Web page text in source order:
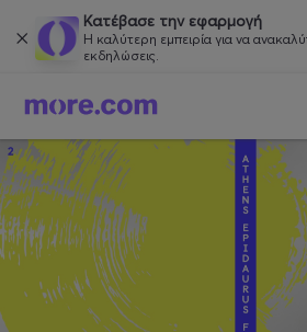
Κατέβασε την εφαρμογή
Η καλύτερη εμπειρία για να
εκδηλώσεις.